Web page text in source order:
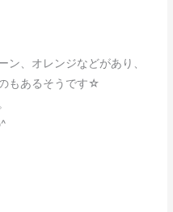
ン、オレンジなどがあり、
もあるそうです☆